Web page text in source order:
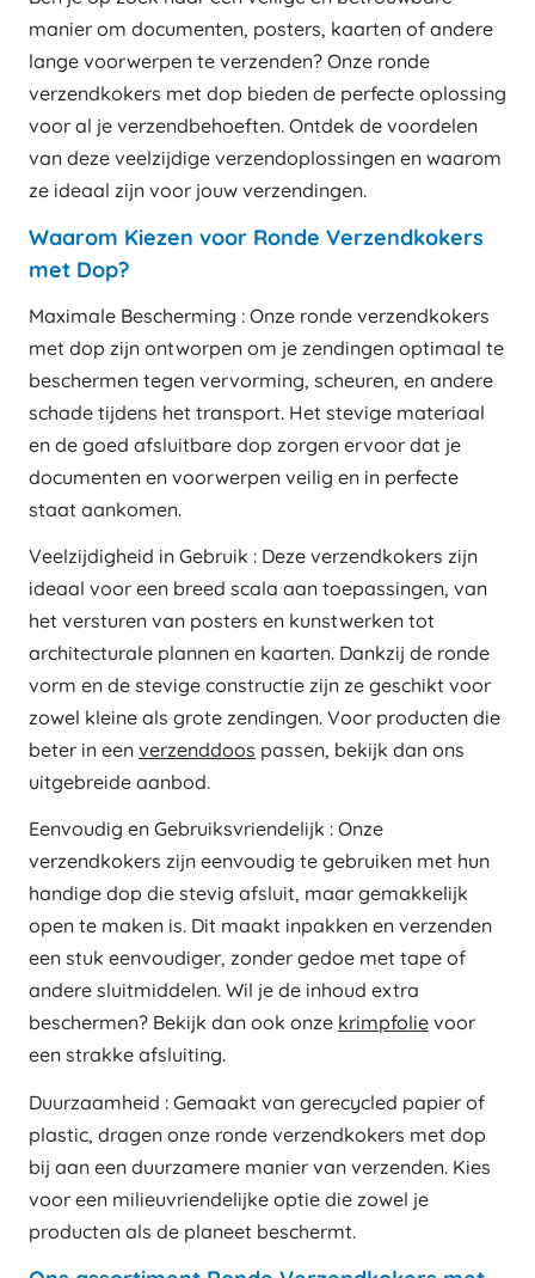
manier om documenten, posters, kaarten of andere
lange voorwerpen te verzenden? Onze ronde
verzendkokers met dop bieden de perfecte oplossing
voor al je verzendbehoeften. Ontdek de voordelen
van deze veelzijdige verzendoplossingen en waarom
ze ideaal zijn voor jouw verzendingen.
Waarom Kiezen voor Ronde Verzendkokers
met Dop?
Maximale Bescherming : Onze ronde verzendkokers
met dop zijn ontworpen om je zendingen optimaal te
beschermen tegen vervorming, scheuren, en andere
schade tijdens het transport. Het stevige materiaal
en de goed afsluitbare dop zorgen ervoor dat je
documenten en voorwerpen veilig en in perfecte
staat aankomen.
Veelzijdigheid in Gebruik : Deze verzendkokers zijn
ideaal voor een breed scala aan toepassingen, van
het versturen van posters en kunstwerken tot
architecturale plannen en kaarten. Dankzij de ronde
vorm en de stevige constructie zijn ze geschikt voor
zowel kleine als grote zendingen. Voor producten die
beter in een verzenddoos passen, bekijk dan ons
uitgebreide aanbod.
Eenvoudig en Gebruiksvriendelijk : Onze
verzendkokers zijn eenvoudig te gebruiken met hun
handige dop die stevig afsluit, maar gemakkelijk
open te maken is. Dit maakt inpakken en verzenden
een stuk eenvoudiger, zonder gedoe met tape of
andere sluitmiddelen. Wil je de inhoud extra
beschermen? Bekijk dan ook onze krimpfolie voor
een strakke afsluiting.
Duurzaamheid : Gemaakt van gerecycled papier of
plastic, dragen onze ronde verzendkokers met dop
bij aan een duurzamere manier van verzenden. Kies
voor een milieuvriendelijke optie die zowel je
producten als de planeet beschermt.